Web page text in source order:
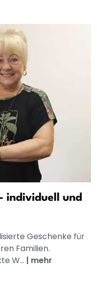
individuell und
Geschenke für
Familien.
W... | mehr